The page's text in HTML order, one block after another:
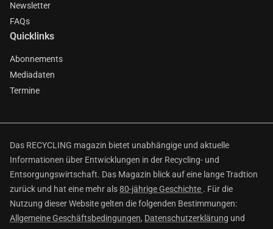
Newsletter
FAQs
Quicklinks
Abonnements
Mediadaten
Termine
Das RECYCLING magazin bietet unabhängige und aktuelle
Informationen über Entwicklungen in der Recycling- und
Entsorgungswirtschaft. Das Magazin blick auf eine lange Tradtion
zurück und hat eine mehr als80-jährige Geschichte . Für die
Nutzung dieser Website gelten die folgenden Bestimmungen:
Allgemeine Geschäftsbedingungen, Datenschutzerklärung und